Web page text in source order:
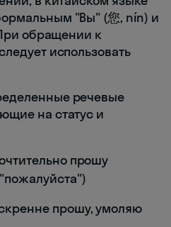
"Вы" (您, nín) и
обращении к
использовать
речевые
на статус и
прошу
прошу, умоляю